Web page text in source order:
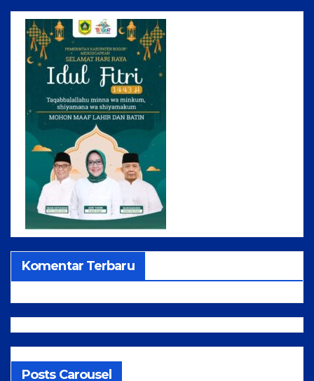
Komentar Terbaru
Posts Carousel